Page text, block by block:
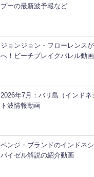
プーの最新波予報など
ジョンジョン・フローレンス
へ！ビーチブレイクバレル動画
2026年7月：バリ島（インド
ト波情報動画
ベンジ・ブランドのインドネ
パイゼル解説の紹介動画